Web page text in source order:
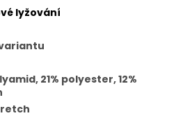
lyžování
21% polyester, 12%